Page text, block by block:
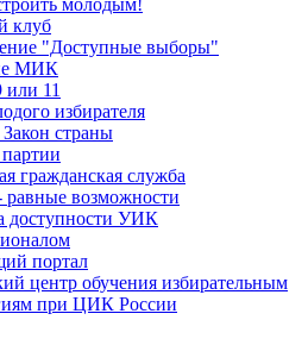
молодым!
клуб
"Доступные выборы"
МИК
или 11
избирателя
страны
гражданская служба
равные возможности
доступности УИК
портал
центр обучения избирательным
при ЦИК России